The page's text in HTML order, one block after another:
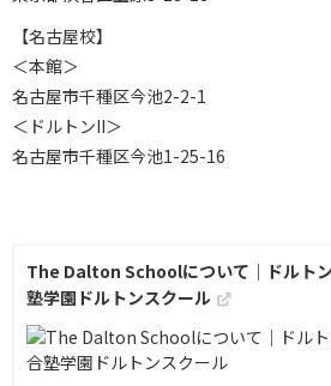
【名古屋校】
＜本館＞
名古屋市千種区今池2-2-1
＜ドルトンII＞
名古屋市千種区今池1-25-16
The Dalton Schoolについて｜ドルト
塾学園ドルトンスクール